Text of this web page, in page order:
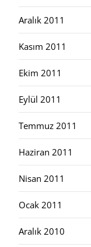
Aralık 2011
Kasım 2011
Ekim 2011
Eylül 2011
Temmuz 2011
Haziran 2011
Nisan 2011
Ocak 2011
Aralık 2010